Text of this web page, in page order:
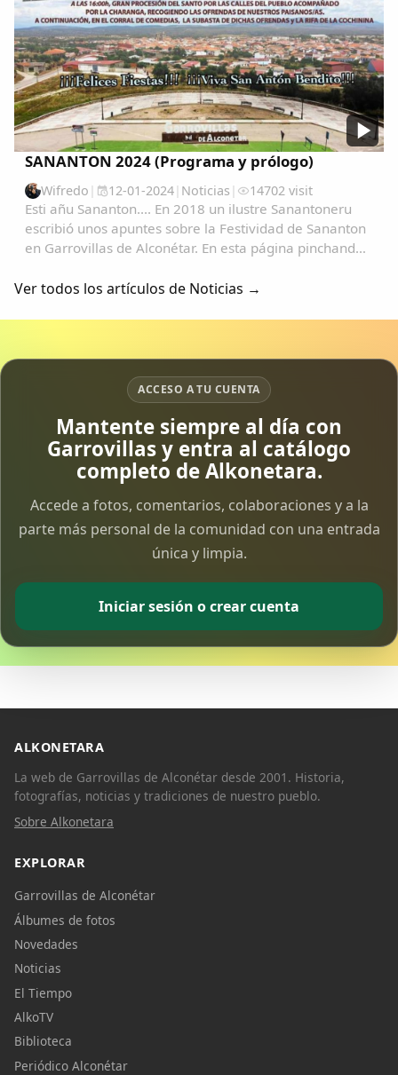
SANANTON 2024 (Programa y prólogo)
Wifredo | 12-01-2024| Noticias | 14702 visit
Esti añu Sananton.... En 2018 un ilustre Sanantoneru
escribió unos apuntes sobre la Festividad de Sananton
en Garrovillas de Alconétar. En esta página pinchando
de archivos desde 2004 como...
Ver todos los artículos de Noticias →
ACCESO A TU CUENTA
Mantente siempre al día con
Garrovillas y entra al catálogo
completo de Alkonetara.
Accede a fotos, comentarios, colaboraciones y a la
parte más personal de la comunidad con una entrada
única y limpia.
Iniciar sesión o crear cuenta
ALKONETARA
La web de Garrovillas de Alconétar desde 2001. Historia,
fotografías, noticias y tradiciones de nuestro pueblo.
Sobre Alkonetara
EXPLORAR
Garrovillas de Alconétar
Álbumes de fotos
Novedades
Noticias
El Tiempo
AlkoTV
Biblioteca
Periódico Alconétar